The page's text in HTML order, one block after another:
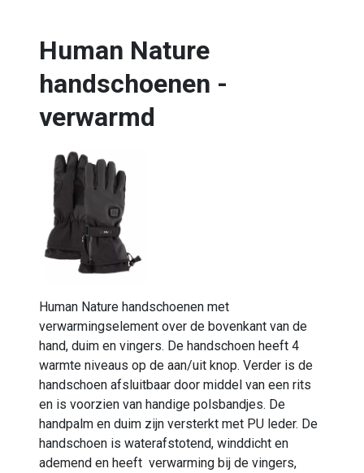
Human Nature
handschoenen -
verwarmd
Human Nature handschoenen met
verwarmingselement over de bovenkant van de
hand, duim en vingers. De handschoen heeft 4
warmte niveaus op de aan/uit knop. Verder is de
handschoen afsluitbaar door middel van een rits
en is voorzien van handige polsbandjes. De
handpalm en duim zijn versterkt met PU leder. De
handschoen is waterafstotend, winddicht en
ademend en heeft verwarming bij de vingers,